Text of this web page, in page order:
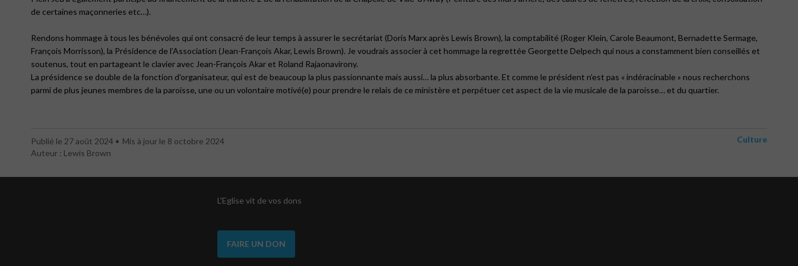
de certaines maçonneries etc…).
Rendons hommage à tous les bénévoles qui ont consacré de leur temps à assurer le secrétariat (Doris Marx après Lewis Brown), la comptabilité (Roger Klein, Carole Beaumont, Bernadette Sermage,
François Morrisson), la Présidence de l’Association (Jean-François Akar, Lewis Brown). Je voudrais associer à cet hommage la regrettée Georgette Delpech qui nous a constamment bien conseillés et
soutenus, tout en partageant le clavier avec Jean-François Akar et Roland Rajaonavirony.
La présidence se double de la fonction d’organisateur, qui est de beaucoup la plus passionnante mais aussi… la plus absorbante. Et comme le président n’est pas « indéracinable » nous recherchons
parmi de plus jeunes membres de la paroisse, une ou un volontaire motivé(e) pour prendre le relais de ce ministère et perpétuer cet aspect de la vie musicale de la paroisse… et du quartier.
Publié le 27 août 2024
Mis à jour le 8 octobre 2024
Auteur : Lewis Brown
Culture
L'Eglise vit de vos dons
FAIRE UN DON